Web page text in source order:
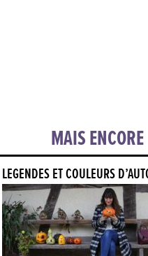
MAIS ENCORE
LÉGENDES ET COULEURS